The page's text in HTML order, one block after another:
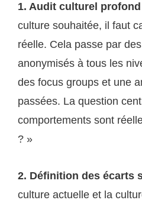
1. Audit culturel profond
culture souhaitée, il faut
réelle. Cela passe par
anonymisés à tous les
des focus groups et une
passées. La question
comportements sont
? »
2. Définition des écarts
culture actuelle et la